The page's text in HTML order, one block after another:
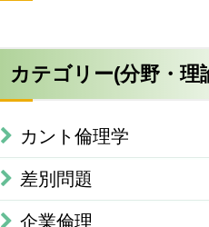
カテゴリー(分野・理
カント倫理学
差別問題
企業倫理